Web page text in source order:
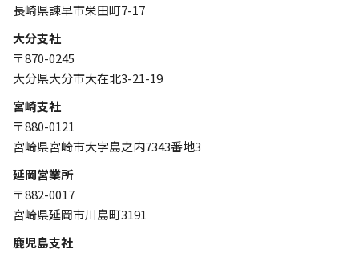
長崎県諫早市栄田町7-17
大分支社
〒870-0245
大分県大分市大在北3-21-19
宮崎支社
〒880-0121
宮崎県宮崎市大字島之内7343番地3
延岡営業所
〒882-0017
宮崎県延岡市川島町3191
鹿児島支社